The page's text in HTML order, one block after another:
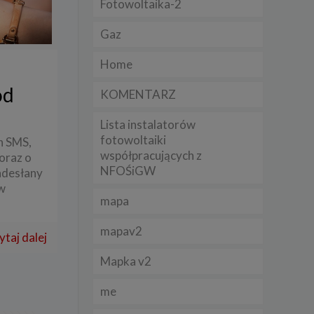
SMS,
o
dalej
Fotowoltaika-2
Gaz
Home
KOMENTARZ
Lista instalatorów
fotowoltaiki
współpracujących z
NFOŚiGW
mapa
mapav2
Mapka v2
me